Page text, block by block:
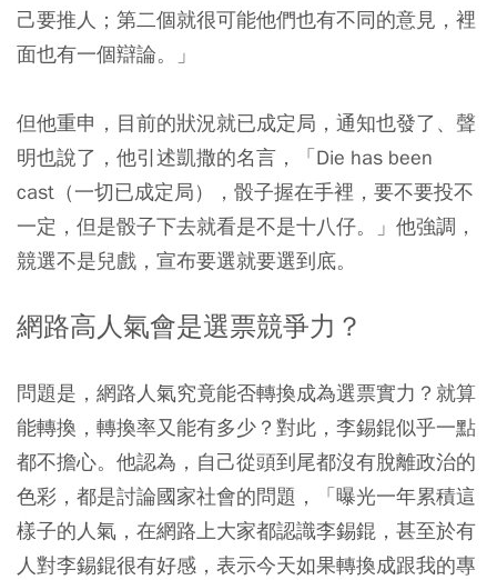
己要推人；第二個就很可能他們也有不同的意見，裡
面也有一個辯論。」
但他重申，目前的狀況就已成定局，通知也發了、聲
明也說了，他引述凱撒的名言，「Die has been
cast（一切已成定局），骰子握在手裡，要不要投不
一定，但是骰子下去就看是不是十八仔。」他強調，
競選不是兒戲，宣布要選就要選到底。
網路高人氣會是選票競爭力？
問題是，網路人氣究竟能否轉換成為選票實力？就算
能轉換，轉換率又能有多少？對此，李錫錕似乎一點
都不擔心。他認為，自己從頭到尾都沒有脫離政治的
色彩，都是討論國家社會的問題，「曝光一年累積這
樣子的人氣，在網路上大家都認識李錫錕，甚至於有
人對李錫錕很有好感，表示今天如果轉換成跟我的專